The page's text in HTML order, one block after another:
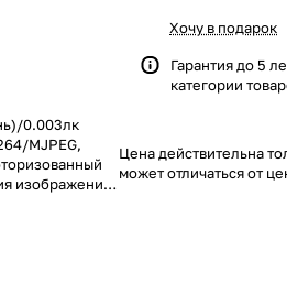
0.003лк
MJPEG,
изображения,
(до 45м),
+60°С,
Хочу в подарок
Гарантия до 5
категории
Цена действительна
может отличаться от